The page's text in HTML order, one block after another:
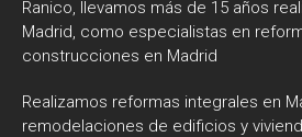
Ranico, llevamos más de 15 años
Madrid, como especialistas en
construcciones en Madrid
Realizamos reformas integrales en
remodelaciones de edificios y